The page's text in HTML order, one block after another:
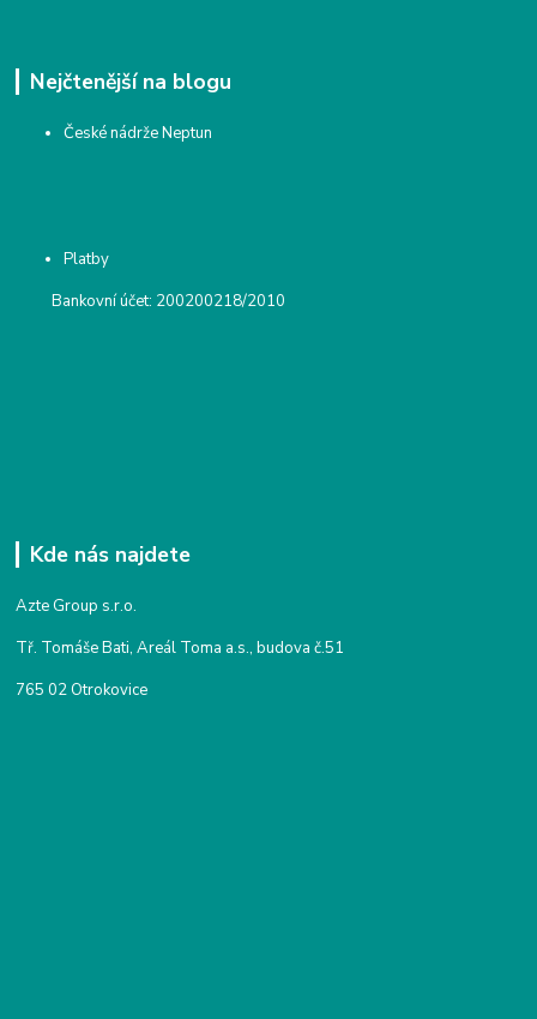
Nejčtenější na blogu
České nádrže Neptun
Platby
Bankovní účet: 200200218/2010
Kde nás najdete
Azte Group s.r.o.
Tř. Tomáše Bati, Areál Toma a.s., budova č.51
765 02 Otrokovice